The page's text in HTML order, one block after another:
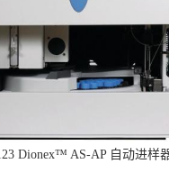
Dionex™ AS-AP 自动进样